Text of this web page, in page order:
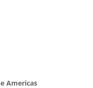
Americas